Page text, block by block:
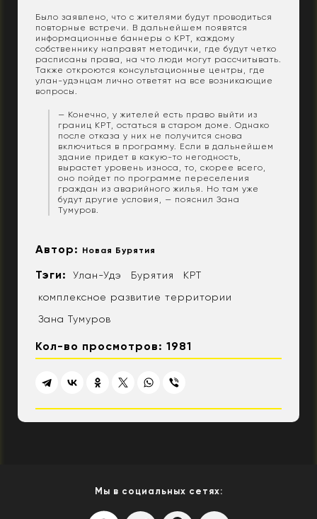
Было заявлено, что с жителями будут проводиться
повторные встречи. В дальнейшем появятся
информационные баннеры о КРТ, каждому
собственнику направят методички, где будут четко
расписаны права, на что люди могут рассчитывать.
Также откроются консультационные центры, где
улан-удэнцам лично ответят на все возникающие
вопросы.
— Конечно, у жителей есть право выйти из
границ КРТ, остаться в старом доме. Однако
после отказа у них не получится снова
включиться в программу. Если в дальнейшем
здание придет в какую-то негодность,
вырастет уровень износа, то, скорее всего,
оно пойдет по программе переселения
граждан из аварийного жилья. Но там уже
будут другие условия, — пояснил Зана
Тумуров.
Автор: Новая Бурятия
Тэги: Улан-Удэ Бурятия
КРТ
комплексное развитие территории
Зана Тумуров
Кол-во просмотров: 1981
Мы в социальных сетях: